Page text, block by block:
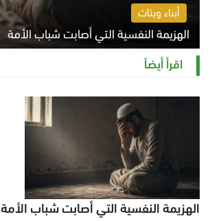
أبناء وبنات
الهزيمة النفسية التي أصابت شباب الأمة
الخميس 6 أغسطس 2026 11:12 ص
اقرأ أيضاً
الهزيمة النفسية التي أصابت شباب الأمة